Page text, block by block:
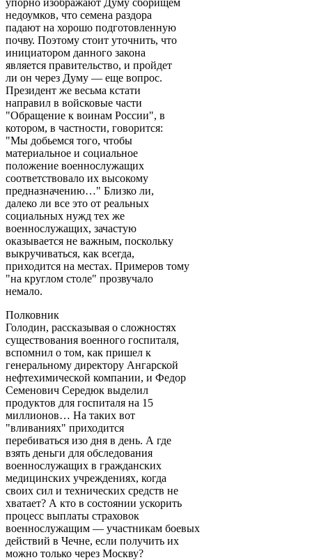
недоумков, что семена раздора
падают на хорошо подготовленную
почву. Поэтому стоит уточнить, что
инициатором данного закона
является правительство, и пройдет
ли он через Думу — еще вопрос.
Президент же весьма кстати
направил в войсковые части
"Обращение к воинам России", в
котором, в частности, говорится:
"Мы добьемся того, чтобы
материальное и социальное
положение военнослужащих
соответствовало их высокому
предназначению…" Близко ли,
далеко ли все это от реальных
социальных нужд тех же
военнослужащих, зачастую
оказывается не важным, поскольку
выкручиваться, как всегда,
приходится на местах. Примеров тому
"на круглом столе" прозвучало
немало.
Полковник
Голодин, рассказывая о сложностях
существования военного госпиталя,
вспомнил о том, как пришел к
генеральному директору Ангарской
нефтехимической компании, и Федор
Семенович Середюк выделил
продуктов для госпиталя на 15
миллионов… На таких вот
"вливаниях" приходится
перебиваться изо дня в день. А где
взять деньги для обследования
военнослужащих в гражданских
медицинских учреждениях, когда
своих сил и технических средств не
хватает? А кто в состоянии ускорить
процесс выплаты страховок
военнослужащим — участникам боевых
действий в Чечне, если получить их
можно только через Москву?